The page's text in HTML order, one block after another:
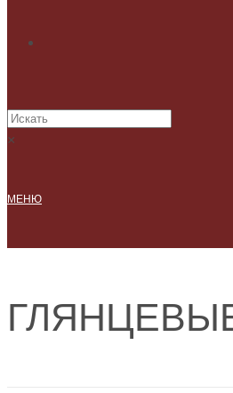
×
МЕНЮ